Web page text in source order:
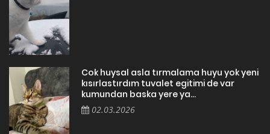
Cok huysal asla tırmalama huyu yok yeni
kısırlastırdım tuvalet egitimi de var
kumundan baska yere ya...
02.03.2026